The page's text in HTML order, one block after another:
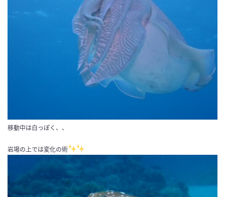
移動中は白っぽく、、
岩場の上では変化の術